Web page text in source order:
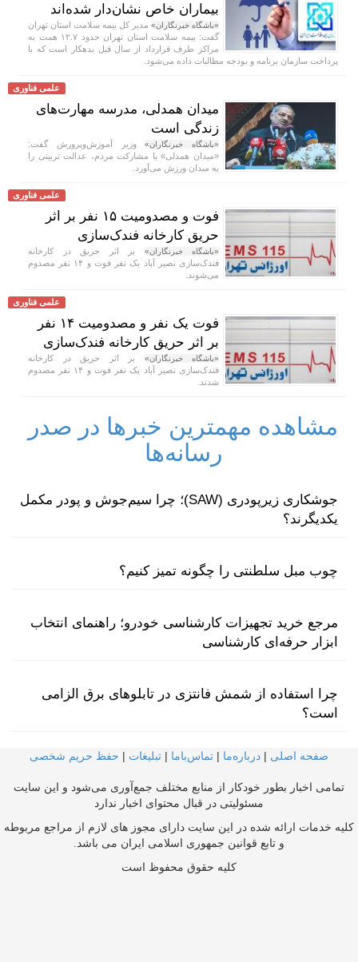
بیماران خاص نشان‌دار شده‌اند
«باشگاه خبرنگاران» مدیر کل بیمه سلامت استان تهران
گفت: بیمه سلامت استان تهران حدود ۱۲.۷ همت به
مراکز طرف قرارداد از سال قبل بدهکار است که با
پرداخت سازمان برنامه و بودجه مطالبات داده می‌شود.
علمی فناوری
میدان همدلی، مدرسه مهارت‌های
زندگی است
«باشگاه خبرنگاران»وزیر آموزش‌وپرورش گفت:
«میدان همدلی» با مشارکت مردم، عدالت تربیتی را
به میدان ورزش می‌آورد.
علمی فناوری
فوت و مصدومیت ۱۵ نفر بر اثر
حریق کارخانه فندک‌سازی
«باشگاه خبرنگاران» بر اثر حریق در کارخانه
فندک‌سازی نصیر آباد یک نفر فوت و ۱۴ نفر مصدوم
می‌شوند.
علمی فناوری
فوت یک نفر و مصدومیت ۱۴ نفر
بر اثر حریق کارخانه فندک‌سازی
«باشگاه خبرنگاران» بر اثر حریق در کارخانه
فندک‌سازی نصیر آباد یک نفر فوت و ۱۴ نفر مصدوم
شدند.
مشاهده مهمترین خبرها در صدر
رسانه‌ها
جوشکاری زیرپودری (SAW)؛ چرا سیم‌جوش و پودر مکمل
یکدیگرند؟
چوب مبل سلطنتی را چگونه تمیز کنیم؟
مرجع خرید تجهیزات کارشناسی خودرو؛ راهنمای انتخاب
ابزار حرفه‌ای کارشناسی
چرا استفاده از شمش فانتزی در تابلوهای برق الزامی
است؟
صفحه اصلی | درباره‌ما | تماس‌با‌ما | تبلیغات | حفظ حریم شخصی
تمامی اخبار بطور خودکار از منابع مختلف جمع‌آوری می‌شود و این سایت
مسئولیتی در قبال محتوای اخبار ندارد
کلیه خدمات ارائه شده در این سایت دارای مجوز های لازم از مراجع مربوطه
و تابع قوانین جمهوری اسلامی ایران می باشد.
کلیه حقوق محفوظ است